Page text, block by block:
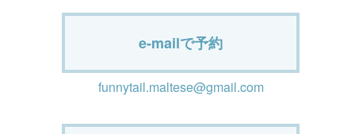
e-mailで予約
funnytail.maltese@gmail.com